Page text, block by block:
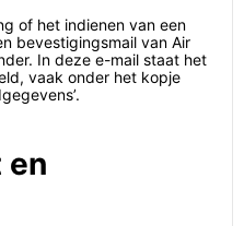
of het indienen van een
bevestigingsmail van Air
In deze e-mail staat het
vaak onder het kopje
en